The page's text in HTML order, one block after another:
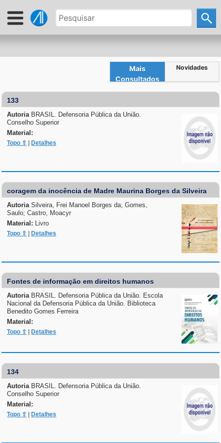
Mais
Consultados
Novidades
133
Autoria BRASIL. Defensoria Pública da União.
Conselho Superior
Material:
Topo ⇧ Detalhes
coragem da inocência de Madre Maurina Borges da Silveira
AutoriaSilveira, Frei Manoel Borges da; Gomes,
Saulo; Castro, Moacyr
Material:
Livro
Topo ⇧ Detalhes
Fontes de informação em direitos humanos
Autoria BRASIL. Defensoria Pública da União. Escola
Nacional da Defensoria Pública da União. Biblioteca
Benedito Gomes Ferreira
Material:
Topo ⇧ Detalhes
134
Autoria BRASIL. Defensoria Pública da União.
Conselho Superior
Material:
Topo ⇧ Detalhes